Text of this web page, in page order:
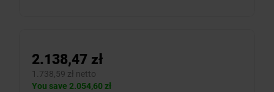
2.138,47 zł
1.738,59 zł netto
You save 2.054,60 zł